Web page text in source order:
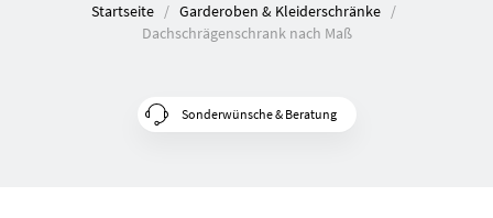
Startseite
Garderoben & Kleiderschränke
Dachschrägenschrank nach Maß
Sonderwünsche & Beratung